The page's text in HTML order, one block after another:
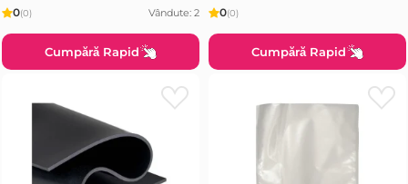
0(0) Vândute: 2
Cumpără Rapid
0(0)
Cumpără Rapid